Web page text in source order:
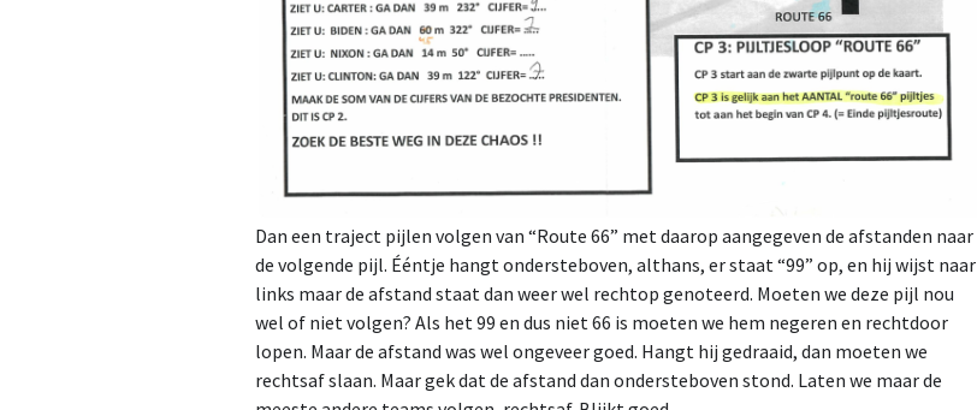
Dan een traject pijlen volgen van “Route 66” met daarop aangegeven de afstanden naar
de volgende pijl. Ééntje hangt ondersteboven, althans, er staat “99” op, en hij wijst naar
links maar de afstand staat dan weer wel rechtop genoteerd. Moeten we deze pijl nou
wel of niet volgen? Als het 99 en dus niet 66 is moeten we hem negeren en rechtdoor
lopen. Maar de afstand was wel ongeveer goed. Hangt hij gedraaid, dan moeten we
rechtsaf slaan. Maar gek dat de afstand dan ondersteboven stond. Laten we maar de